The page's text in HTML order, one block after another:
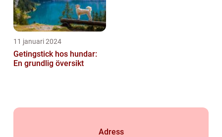
11 januari 2024
Getingstick hos hundar:
En grundlig översikt
Adress